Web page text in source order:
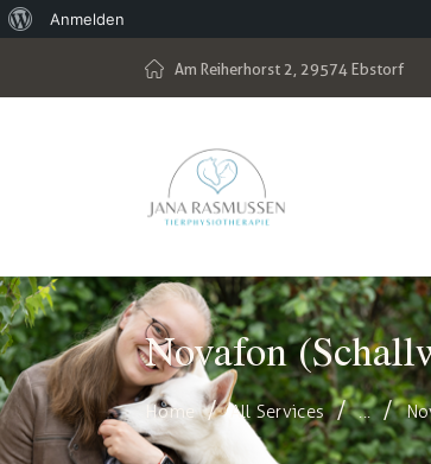
Anmelden
Am Reiherhorst 2, 29574 Ebstorf
Novafon
Home All Services ...